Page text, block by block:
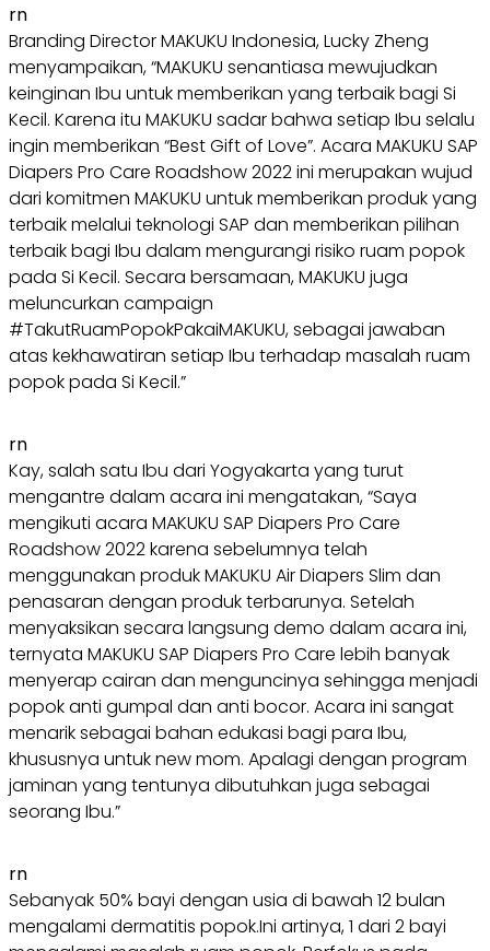
rn
Branding Director MAKUKU Indonesia, Lucky Zheng
menyampaikan, “MAKUKU senantiasa mewujudkan
keinginan Ibu untuk memberikan yang terbaik bagi Si
Kecil. Karena itu MAKUKU sadar bahwa setiap Ibu selalu
ingin memberikan “Best Gift of Love”. Acara MAKUKU SAP
Diapers Pro Care Roadshow 2022 ini merupakan wujud
dari komitmen MAKUKU untuk memberikan produk yang
terbaik melalui teknologi SAP dan memberikan pilihan
terbaik bagi Ibu dalam mengurangi risiko ruam popok
pada Si Kecil. Secara bersamaan, MAKUKU juga
meluncurkan campaign
#TakutRuamPopokPakaiMAKUKU, sebagai jawaban
atas kekhawatiran setiap Ibu terhadap masalah ruam
popok pada Si Kecil.”
rn
Kay, salah satu Ibu dari Yogyakarta yang turut
mengantre dalam acara ini mengatakan, “Saya
mengikuti acara MAKUKU SAP Diapers Pro Care
Roadshow 2022 karena sebelumnya telah
menggunakan produk MAKUKU Air Diapers Slim dan
penasaran dengan produk terbarunya. Setelah
menyaksikan secara langsung demo dalam acara ini,
ternyata MAKUKU SAP Diapers Pro Care lebih banyak
menyerap cairan dan menguncinya sehingga menjadi
popok anti gumpal dan anti bocor. Acara ini sangat
menarik sebagai bahan edukasi bagi para Ibu,
khususnya untuk new mom. Apalagi dengan program
jaminan yang tentunya dibutuhkan juga sebagai
seorang Ibu.”
rn
Sebanyak 50% bayi dengan usia di bawah 12 bulan
mengalami dermatitis popok.Ini artinya, 1 dari 2 bayi